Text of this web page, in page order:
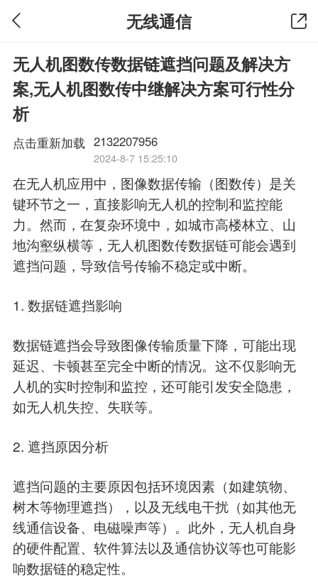
无线通信
无人机图数传数据链遮挡问题及解决方
案,无人机图数传中继解决方案可行性分
析
点击重新加载 2132207956
2024-8-7 15:25:10
在无人机应用中，图像数据传输（图数传）是关
键环节之一，直接影响无人机的控制和监控能
力。然而，在复杂环境中，如城市高楼林立、山
地沟壑纵横等，无人机图数传数据链可能会遇到
遮挡问题，导致信号传输不稳定或中断。
1. 数据链遮挡影响
数据链遮挡会导致图像传输质量下降，可能出现
延迟、卡顿甚至完全中断的情况。这不仅影响无
人机的实时控制和监控，还可能引发安全隐患，
如无人机失控、失联等。
2. 遮挡原因分析
遮挡问题的主要原因包括环境因素（如建筑物、
树木等物理遮挡），以及无线电干扰（如其他无
线通信设备、电磁噪声等）。此外，无人机自身
的硬件配置、软件算法以及通信协议等也可能影
响数据链的稳定性。